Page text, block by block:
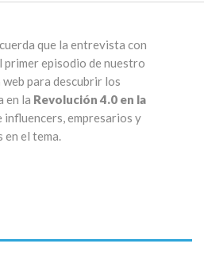
que la entrevista con
primer episodio de nuestro
para descubrir los
en la Revolución 4.0 en la
influencers, empresarios y
en el tema.